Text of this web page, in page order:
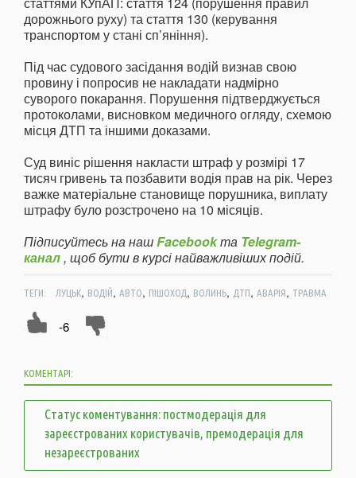
дорожнього руху) та стаття 130 (керування
транспортом у стані сп’яніння).
Під час судового засідання водій визнав свою
провину і попросив не накладати надмірно
суворого покарання. Порушення підтверджується
протоколами, висновком медичного огляду, схемою
місця ДТП та іншими доказами.
Суд виніс рішення накласти штраф у розмірі 17
тисяч гривень та позбавити водія прав на рік. Через
важке матеріальне становище порушника, виплату
штрафу було розстрочено на 10 місяців.
Підписуйтесь на нашFacebookта Telegram-
канал, щоб бути в курсі найважливіших подій.
ТЕГИ: ЛУЦЬК, ВОДІЙ, АВТО, ПІШОХОД, ВОЛИНЬ, ДТП, АВАРІЯ, ТРАВМА
-6
КОМЕНТАРІ:
Статус коментування: постмодерація для
зареєстрованих користувачів, премодерація для
незареєстрованих